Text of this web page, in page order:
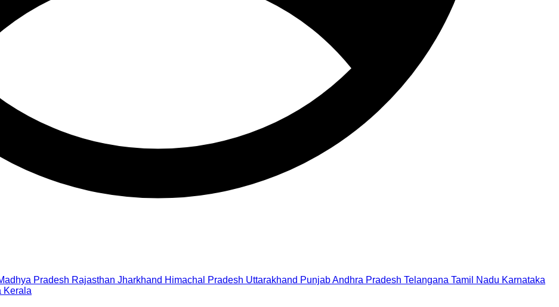
Pradesh Rajasthan Jharkhand Himachal Pradesh Uttarakhand PunjabAndhra Pradesh Telangana Tamil Nadu Karnataka
Kerala